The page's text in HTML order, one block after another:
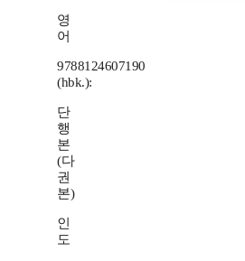
영
어
9788124607190
(hbk.):
단
행
본
(다
권
본)
인
도